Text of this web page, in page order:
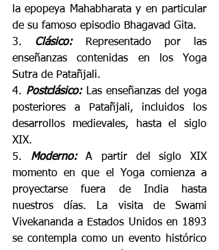
la epopeya Mahabharata y en particular
de su famoso episodio Bhagavad Gita.
3. Clásico:
Representado por las
enseñanzas contenidas en los Yoga
Sutra de Patañjali.
4. Postclásico: Las enseñanzas del yoga
posteriores a Patañjali, incluidos los
desarrollos medievales, hasta el siglo
XIX.
5. Moderno: A partir del siglo XIX
momento en que el Yoga comienza a
proyectarse fuera de India hasta
nuestros días. La visita de Swami
Vivekananda a Estados Unidos en 1893
se contempla como un evento histórico